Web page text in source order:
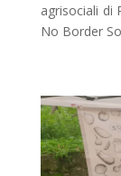
agrisociali di
No Border